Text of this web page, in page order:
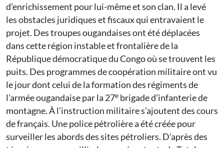
d’enrichissement pour lui-même et son clan. Il a levé
les obstacles juridiques et fiscaux qui entravaient le
projet. Des troupes ougandaises ont été déplacées
dans cette région instable et frontalière de la
République démocratique du Congo où se trouvent les
puits. Des programmes de coopération militaire ont vu
le jour dont celui de la formation des régiments de
l’armée ougandaise par la 27e brigade d’infanterie de
montagne. À l’instruction militaire s’ajoutent des cours
de français. Une police pétrolière a été créée pour
surveiller les abords des sites pétroliers. D’après des